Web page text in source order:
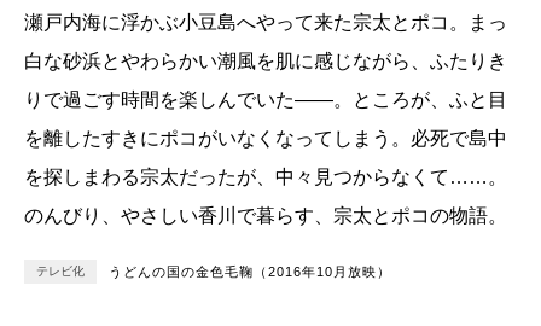
瀬戸内海に浮かぶ小豆島へやって来た宗太とポコ。まっ
白な砂浜とやわらかい潮風を肌に感じながら、ふたりき
りで過ごす時間を楽しんでいた――。ところが、ふと目
を離したすきにポコがいなくなってしまう。必死で島中
を探しまわる宗太だったが、中々見つからなくて……。
のんびり、やさしい香川で暮らす、宗太とポコの物語。
テレビ化 うどんの国の金色毛鞠（2016年10月放映）